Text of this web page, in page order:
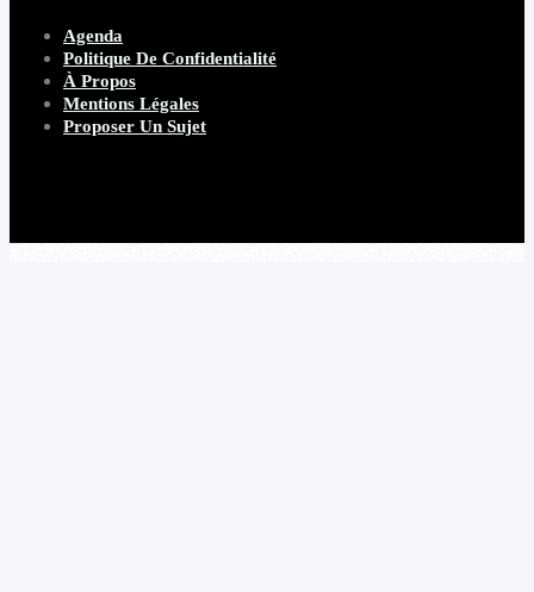
Agenda
Politique De Confidentialité
À Propos
Mentions Légales
Proposer Un Sujet